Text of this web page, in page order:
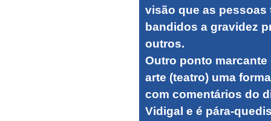
visão que as pessoas
bandidos a gravidez
outros.
Outro ponto
arte (teatro) uma
com comentários do
Vidigal e é pára-